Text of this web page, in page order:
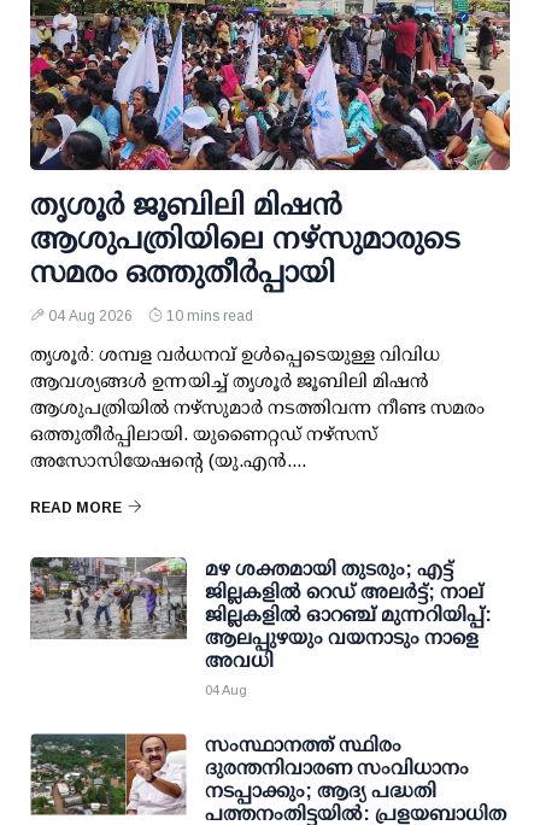
തൃശൂര്‍ ജൂബിലി മിഷന്‍
ആശുപത്രിയിലെ നഴ്സുമാരുടെ
സമരം ഒത്തുതീര്‍പ്പായി
04 Aug 2026 10 mins read
തൃശൂര്‍: ശമ്പള വര്‍ധനവ് ഉള്‍പ്പെടെയുള്ള വിവിധ
ആവശ്യങ്ങള്‍ ഉന്നയിച്ച് തൃശൂര്‍ ജൂബിലി മിഷന്‍
ആശുപത്രിയില്‍ നഴ്സുമാര്‍ നടത്തിവന്ന നീണ്ട സമരം
ഒത്തുതീര്‍പ്പിലായി. യുണൈറ്റഡ് നഴ്സസ്
അസോസിയേഷന്റെ (യു.എന്‍....
READ MORE
മഴ ശക്തമായി തുടരും; എട്ട്
ജില്ലകളില്‍ റെഡ് അലര്‍ട്ട്; നാല്
ജില്ലകളില്‍ ഓറഞ്ച് മുന്നറിയിപ്പ്:
ആലപ്പുഴയും വയനാടും നാളെ
അവധി
04 Aug
സംസ്ഥാനത്ത് സ്ഥിരം
ദുരന്തനിവാരണ സംവിധാനം
നടപ്പാക്കും; ആദ്യ പദ്ധതി
പത്തനംതിട്ടയില്‍: പ്രളയബാധിത